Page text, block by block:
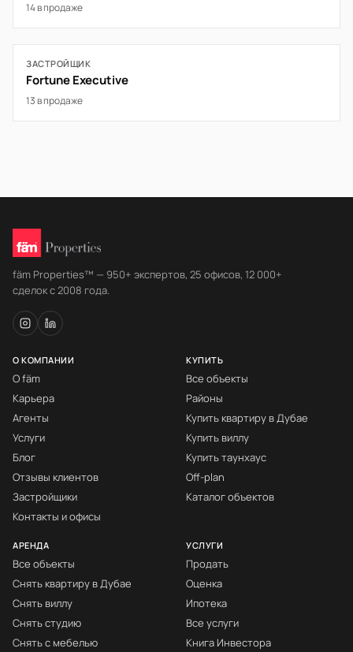
14 в продаже
ЗАСТРОЙЩИК
Fortune Executive
13 в продаже
fäm Properties™ — 950+ экспертов, 25 офисов, 12 000+
сделок с 2008 года.
О КОМПАНИИ
О fäm
Карьера
Агенты
Услуги
Блог
Отзывы клиентов
Застройщики
Контакты и офисы
КУПИТЬ
Все объекты
Районы
Купить квартиру в Дубае
Купить виллу
Купить таунхаус
Off-plan
Каталог объектов
АРЕНДА
Все объекты
Снять квартиру в Дубае
Снять виллу
Снять студию
Снять с мебелью
УСЛУГИ
Продать
Оценка
Ипотека
Все услуги
Книга Инвестора